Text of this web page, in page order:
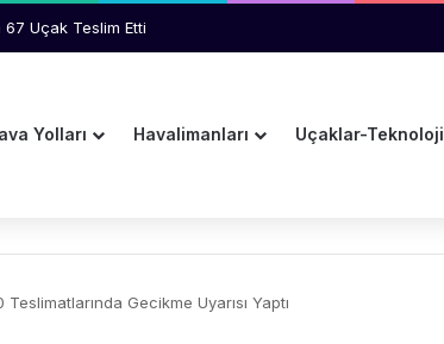
67 Uçak Teslim Etti
Yolları Havalimanları Uçaklar-Teknoloji
Gecikme Uyarısı Yaptı